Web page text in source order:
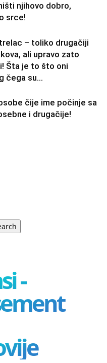
njihovo dobro,
srce!
– toliko drugačiji
ali upravo zato
Šta je to što oni
čega su...
čije ime počinje sa
i drugačije!
-